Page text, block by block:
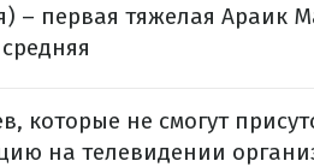
– первая тяжелая Араик
которые не смогут
на телевидении